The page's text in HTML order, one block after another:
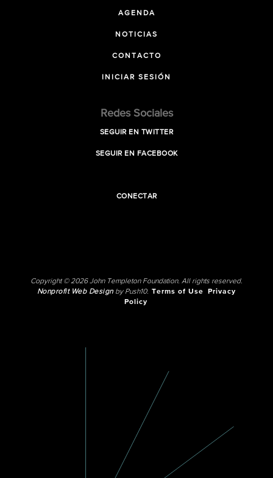
AGENDA
NOTICIAS
CONTACTO
INICIAR SESIÓN
Redes Sociales
SEGUIR EN TWITTER
SEGUIR EN FACEBOOK
CONECTAR
Copyright © 2026 John Templeton Foundation. All rights reserved.
Nonprofit Web Designby Push10. Terms of Use
Privacy
Policy